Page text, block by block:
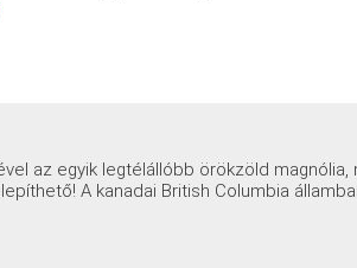
az egyik legtélállóbb örökzöld magnólia,
A kanadai British Columbia